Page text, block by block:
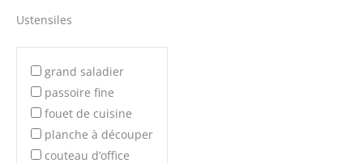
Ustensiles
grand saladier
passoire fine
fouet de cuisine
planche à découper
couteau d’office